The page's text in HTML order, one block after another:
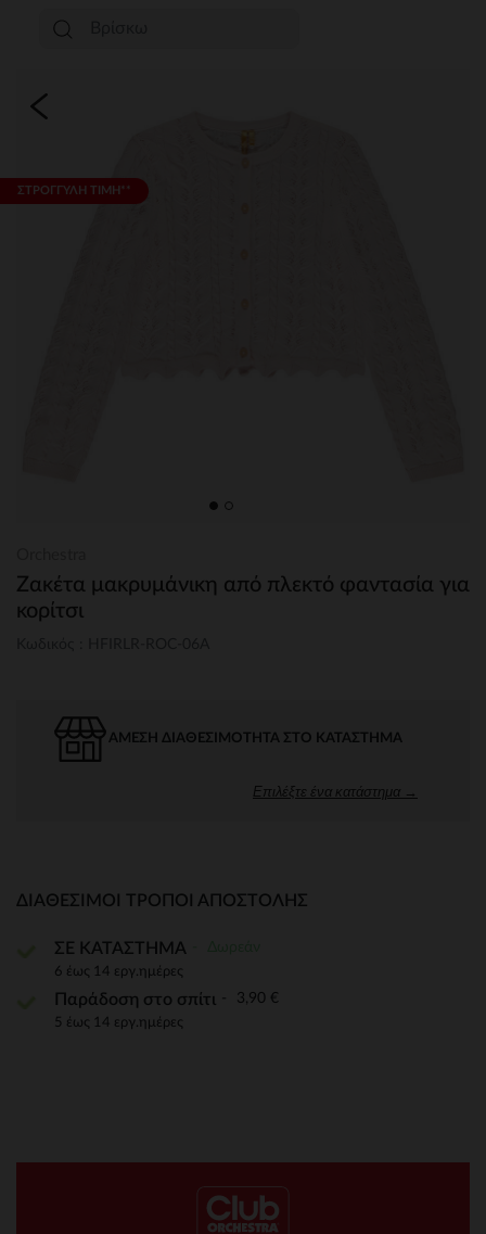
ΣΤΡΟΓΓΥΛΗ ΤΙΜΗ**
Ζακέτα μακρυμάνικη από πλεκτό φαντασία για
κορίτσι
ΆΜΕΣΗ ΔΙΑΘΕΣΙΜΌΤΗΤΑ ΣΤΟ ΚΑΤΆΣΤΗΜΑ
Επιλέξτε ένα κατάστημα →
ΔΙΑΘΈΣΙΜΟΙ ΤΡΌΠΟΙ ΑΠΟΣΤΟΛΉΣ
ΣΕ ΚΑΤΑΣΤΗΜΑ
6 έως 14 εργ.ημέρες
Παράδοση στο σπίτι 3,90 €
5 έως 14 εργ.ημέρες